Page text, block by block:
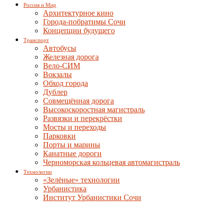
Россия и Мир
Архитектурное кино
Города-побратимы Сочи
Концепции будущего
Транспорт
Автобусы
Железная дорога
Вело-СИМ
Вокзалы
Обход города
Дублер
Совмещённая дорога
Высокоскоростная магистраль
Развязки и перекрёстки
Мосты и переходы
Парковки
Порты и марины
Канатные дороги
Черноморская кольцевая автомагистраль
Технологии
«Зелёные» технологии
Урбанистика
Институт Урбанистики Сочи